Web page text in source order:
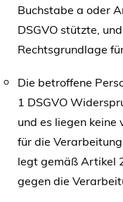
Buchstabe a oder
DSGVO stützte,
Rechtsgrundlage
Die betroffene
1 DSGVO
und es liegen
für die
legt gemäß Artikel
gegen die